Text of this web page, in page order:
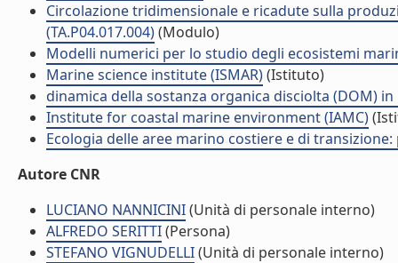
Circolazione tridimensionale e ricadute sulla
(TA.P04.017.004)(Modulo)
Modelli numerici per lo studio degli ecosistemi
Marine science institute (ISMAR)(Istituto)
dinamica della sostanza organica disciolta (DOM) in
Institute for coastal marine environment (IAMC)
Ecologia delle aree marino costiere e di transizione:
Autore CNR
LUCIANO NANNICINI(Unità di personale interno)
ALFREDO SERITTI(Persona)
STEFANO VIGNUDELLI(Unità di personale interno)